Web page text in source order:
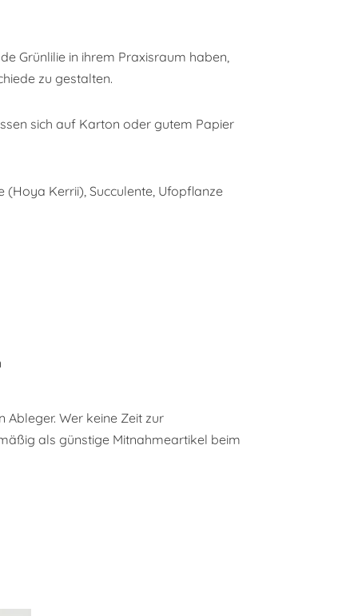
Grünlilie in ihrem Praxisraum haben,
zu gestalten.
sich auf Karton oder gutem Papier
(Hoya Kerrii), Succulente, Ufopflanze
Wer keine Zeit zur
als günstige Mitnahmeartikel beim